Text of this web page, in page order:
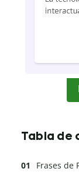
Tabla de
Frases de